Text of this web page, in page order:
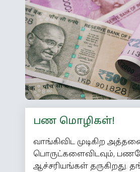
கேட்கிறீர்களா... அவர்
நிதியமைச்சராய்
நீங்கள் வீட்டுக்கு
அதனால் நீங்கள் பட்ஜெட்
தவறில்லை! நிதியமைச்சர்
நிதிநிலை அறிக்கையைத்
தயாரிக்கும்போது
சொல்லப் பெரிய […]
பண மொழிகள்!
வாங்கிவிட முடிகிற
பொருட்களைவிடவும்,
ஆச்சரியங்கள் தருகிறது.